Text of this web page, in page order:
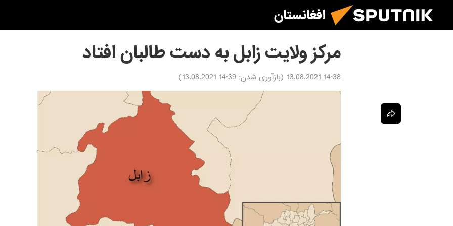
افغانستان
مرکز ولایت زابل به دست طالبان افتاد
14:38 13.08.2021 (بازآوری شدن: 14:39 13.08.2021
)